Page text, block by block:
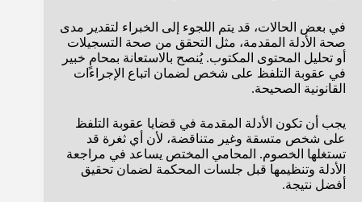
في بعض الحالات، قد يتم اللجوء إلى الخبراء لتقدير مدى
صحة الأدلة المقدمة، مثل التحقق من صحة التسجيلات
أو تحليل المحتوى المكتوب. يُنصح بالاستعانة بمحامٍ خبير
في عقوبة التلفظ على شخص لضمان اتباع الإجراءات
القانونية الصحيحة.
يجب أن تكون الأدلة المقدمة في قضايا عقوبة التلفظ
على شخص متسقة وغير متناقضة، لأن أي ثغرة قد
تستغلها الخصوم. المحامي المختص يساعد في مراجعة
الأدلة وتنظيمها قبل جلسات المحكمة لضمان تحقيق
أفضل نتيجة.